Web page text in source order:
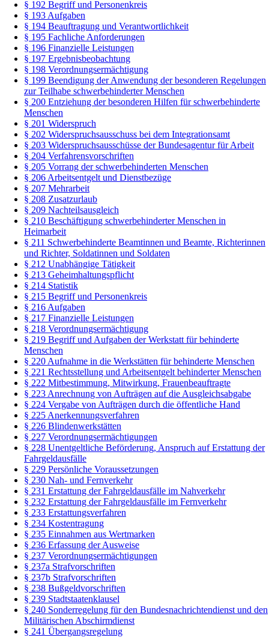
§ 192 Begriff und Personenkreis
§ 193 Aufgaben
§ 194 Beauftragung und Verantwortlichkeit
§ 195 Fachliche Anforderungen
§ 196 Finanzielle Leistungen
§ 197 Ergebnisbeobachtung
§ 198 Verordnungsermächtigung
§ 199 Beendigung der Anwendung der besonderen Regelungen
zur Teilhabe schwerbehinderter Menschen
§ 200 Entziehung der besonderen Hilfen für schwerbehinderte
Menschen
§ 201 Widerspruch
§ 202 Widerspruchsausschuss bei dem Integrationsamt
§ 203 Widerspruchsausschüsse der Bundesagentur für Arbeit
§ 204 Verfahrensvorschriften
§ 205 Vorrang der schwerbehinderten Menschen
§ 206 Arbeitsentgelt und Dienstbezüge
§ 207 Mehrarbeit
§ 208 Zusatzurlaub
§ 209 Nachteilsausgleich
§ 210 Beschäftigung schwerbehinderter Menschen in
Heimarbeit
§ 211 Schwerbehinderte Beamtinnen und Beamte, Richterinnen
und Richter, Soldatinnen und Soldaten
§ 212 Unabhängige Tätigkeit
§ 213 Geheimhaltungspflicht
§ 214 Statistik
§ 215 Begriff und Personenkreis
§ 216 Aufgaben
§ 217 Finanzielle Leistungen
§ 218 Verordnungsermächtigung
§ 219 Begriff und Aufgaben der Werkstatt für behinderte
Menschen
§ 220 Aufnahme in die Werkstätten für behinderte Menschen
§ 221 Rechtsstellung und Arbeitsentgelt behinderter Menschen
§ 222 Mitbestimmung, Mitwirkung, Frauenbeauftragte
§ 223 Anrechnung von Aufträgen auf die Ausgleichsabgabe
§ 224 Vergabe von Aufträgen durch die öffentliche Hand
§ 225 Anerkennungsverfahren
§ 226 Blindenwerkstätten
§ 227 Verordnungsermächtigungen
§ 228 Unentgeltliche Beförderung, Anspruch auf Erstattung der
Fahrgeldausfälle
§ 229 Persönliche Voraussetzungen
§ 230 Nah- und Fernverkehr
§ 231 Erstattung der Fahrgeldausfälle im Nahverkehr
§ 232 Erstattung der Fahrgeldausfälle im Fernverkehr
§ 233 Erstattungsverfahren
§ 234 Kostentragung
§ 235 Einnahmen aus Wertmarken
§ 236 Erfassung der Ausweise
§ 237 Verordnungsermächtigungen
§ 237a Strafvorschriften
§ 237b Strafvorschriften
§ 238 Bußgeldvorschriften
§ 239 Stadtstaatenklausel
§ 240 Sonderregelung für den Bundesnachrichtendienst und den
Militärischen Abschirmdienst
§ 241 Übergangsregelung